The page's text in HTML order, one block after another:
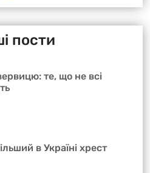
пости
те, що не всі
в Україні хрест